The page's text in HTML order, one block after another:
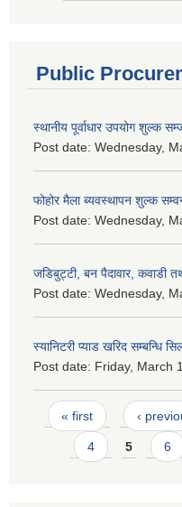
Public
स्थानीय पूर्वाधार उपयोग शुल्क
Post date: Wednesday,
फोहोर मैला ब्यवस्थापन शुल्क
Post date: Wednesday,
जडिबुट्टी, बन पैदावार, कवाडी
Post date: Wednesday,
स्यानिटरी प्याड खरिद सम्बन्धि
Post date: Friday, March
Pages
« first ‹
4 5 6